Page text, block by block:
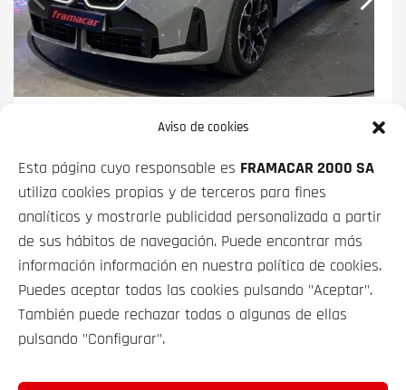
Aviso de cookies
Esta página cuyo responsable es FRAMACAR 2000 SA
utiliza cookies propias y de terceros para fines
analíticos y mostrarle publicidad personalizada a partir
de sus hábitos de navegación. Puede encontrar más
información información en nuestra política de cookies.
Puedes aceptar todas las cookies pulsando "Aceptar".
También puede rechazar todas o algunas de ellas
pulsando "Configurar".
58 900€
VEHÍCULOS